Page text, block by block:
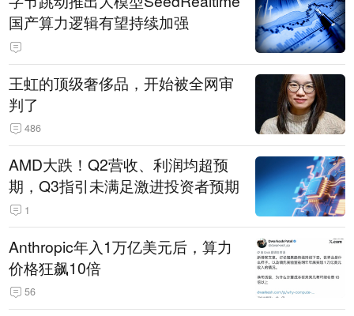
国产算力逻辑有望持续加强
王虹的顶级奢侈品，开始被全网审
判了
486
AMD大跌！Q2营收、利润均超预
期，Q3指引未满足激进投资者预期
1
Anthropic年入1万亿美元后，算力
价格狂飙10倍
56